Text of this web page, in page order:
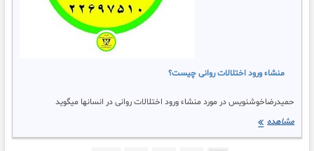
منشاء ورود اختلالات روانی چیست؟
حمیدرضاخوشنویس در مورد منشاء ورود اختلالات روانی در انسانها میگوید
مشاهدهمنشاء